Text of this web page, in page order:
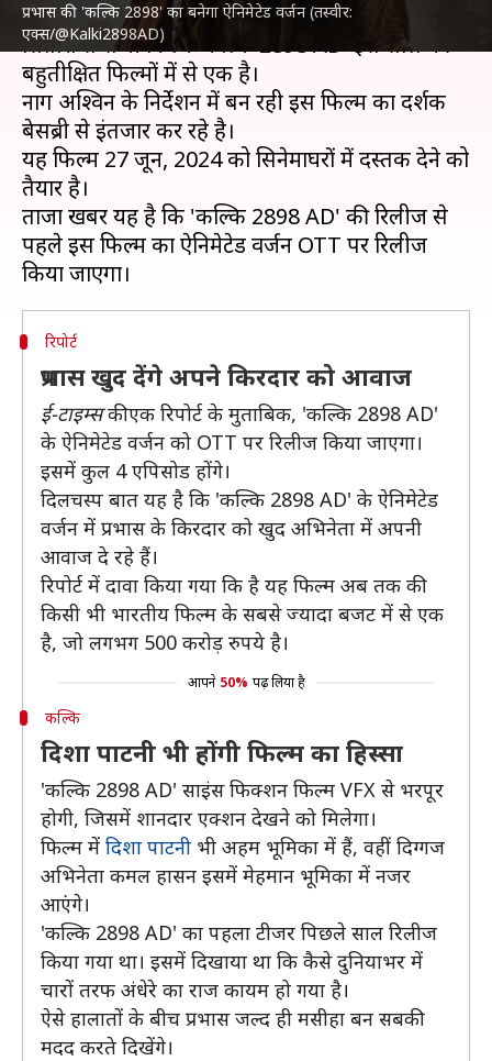
प्रभास की 'कल्कि 2898' का बनेगा ऐनिमेटेड वर्जन (तस्वीर:
एक्स/@Kalki2898AD)
प्रभास, दीपिका पादुकोण,अमिताभ बच्चनजैसे दिग्गज
सितारों से सजी फिल्म 'कल्कि 2898 AD' इस साल की
बहुप्रतीक्षित फिल्मों में से एक है।
नाग अश्विन के निर्देशन में बन रही इस फिल्म का दर्शक
बेसब्री से इंतजार कर रहे है।
यह फिल्म 27 जून, 2024 को सिनेमाघरों में दस्तक देने को
तैयार है।
ताजा खबर यह है कि 'कल्कि 2898 AD' की रिलीज से
पहले इस फिल्म का ऐनिमेटेड वर्जन OTT पर रिलीज
रिपोर्ट
प्रभास खुद देंगे अपने किरदार को आवाज
ई-टाइम्सकी एक रिपोर्ट के मुताबिक, 'कल्कि 2898 AD'
के ऐनिमेटेड वर्जन को OTT पर रिलीज किया जाएगा।
इसमें कुल 4 एपिसोड होंगे।
दिलचस्प बात यह है कि 'कल्कि 2898 AD' के ऐनिमेटेड
वर्जन में प्रभास के किरदार को खुद अभिनेता में अपनी
आवाज दे रहे हैं।
रिपोर्ट में दावा किया गया कि है यह फिल्म अब तक की
किसी भी भारतीय फिल्म के सबसे ज्यादा बजट में से एक
है, जो लगभग 500 करोड़ रुपये है।
आपने 50% पढ़ लिया है
कल्कि
दिशा पाटनी भी होंगी फिल्म का हिस्सा
'कल्कि 2898 AD' साइंस फिक्शन फिल्म VFX से भरपूर
होगी, जिसमें शानदार एक्शन देखने को मिलेगा।
फिल्म में दिशा पाटनी भी अहम भूमिका में हैं, वहीं दिग्गज
अभिनेता कमल हासन इसमें मेहमान भूमिका में नजर
आएंगे।
'कल्कि 2898 AD' का पहला टीजर पिछले साल रिलीज
किया गया था। इसमें दिखाया था कि कैसे दुनियाभर में
चारों तरफ अंधेरे का राज कायम हो गया है।
ऐसे हालातों के बीच प्रभास जल्द ही मसीहा बन सबकी
मदद करते दिखेंगे।